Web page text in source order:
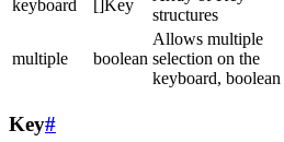
keyboard []Key
structures
multiple boolean
Allows multiple
selection on the
keyboard, boolean
Key#